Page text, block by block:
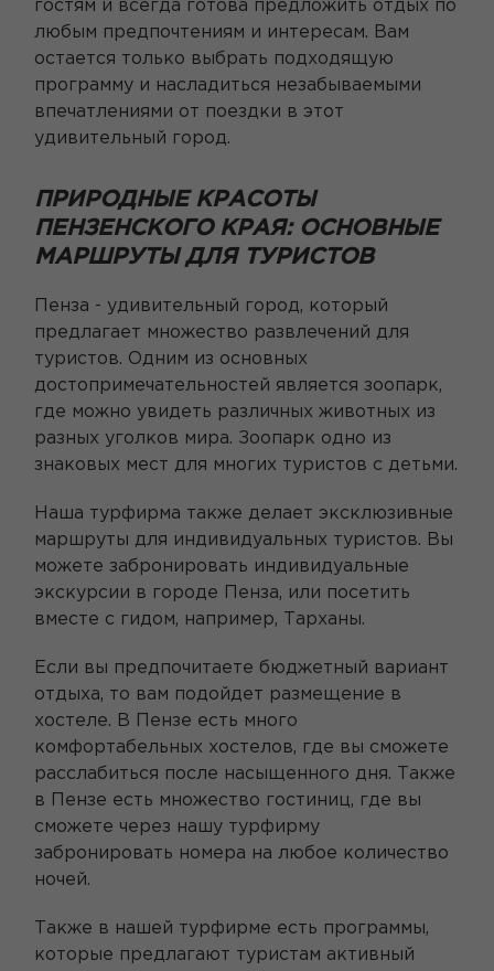
гостям и всегда готова предложить отдых по
любым предпочтениям и интересам. Вам
остается только выбрать подходящую
программу и насладиться незабываемыми
впечатлениями от поездки в этот
удивительный город.
ПРИРОДНЫЕ КРАСОТЫ
ПЕНЗЕНСКОГО КРАЯ: ОСНОВНЫЕ
МАРШРУТЫ ДЛЯ ТУРИСТОВ
Пенза - удивительный город, который
предлагает множество развлечений для
туристов. Одним из основных
достопримечательностей является зоопарк,
где можно увидеть различных животных из
разных уголков мира. Зоопарк одно из
знаковых мест для многих туристов с детьми.
Наша турфирма также делает эксклюзивные
маршруты для индивидуальных туристов. Вы
можете забронировать индивидуальные
экскурсии в городе Пенза, или посетить
вместе с гидом, например, Тарханы.
Если вы предпочитаете бюджетный вариант
отдыха, то вам подойдет размещение в
хостеле. В Пензе есть много
комфортабельных хостелов, где вы сможете
расслабиться после насыщенного дня. Также
в Пензе есть множество гостиниц, где вы
сможете через нашу турфирму
забронировать номера на любое количество
ночей.
Также в нашей турфирме есть программы,
которые предлагают туристам активный